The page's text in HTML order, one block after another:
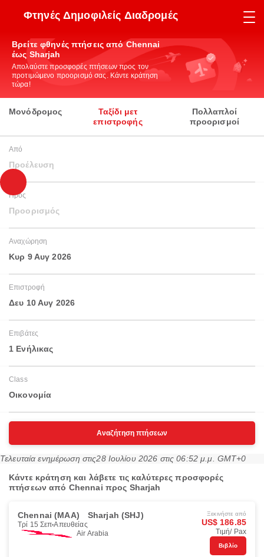
Φτηνές Δημοφιλείς Διαδρομές
Βρείτε φθηνές πτήσεις από Chennai
έως Sharjah
Απολαύστε προσφορές πτήσεων προς τον
προτιμώμενο προορισμό σας. Κάντε κράτηση
τώρα!
Μονόδρομος
Ταξίδι μετ
επιστροφής
Πολλαπλοί
προορισμοί
Από
Προέλευση
Προς
Προορισμός
Αναχώρηση
Κυρ 9 Αυγ 2026
Επιστροφή
Δευ 10 Αυγ 2026
Επιβάτες
1 Ενήλικας
Class
Οικονομία
Αναζήτηση πτήσεων
Τελευταία ενημέρωση στις28 Ιουλίου 2026 στις 06:52 μ.μ. GMT+0
Κάντε κράτηση και λάβετε τις καλύτερες προσφορές
πτήσεων από Chennai προς Sharjah
Chennai (MAA) Sharjah (SHJ)
Τρί 15 Σεπ Απευθείας
Air Arabia
Ξεκινήστε από
US$ 186.85
Τιμή/ Pax
Βιβλίο